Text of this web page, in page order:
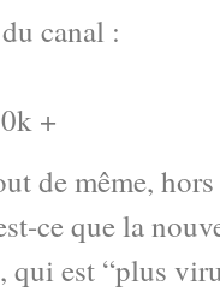
canal :
+
de même, hors
ce que la
qui est “plus